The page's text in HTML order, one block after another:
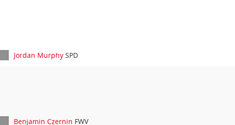
Jordan Murphy SPD
Benjamin Czernin FWV